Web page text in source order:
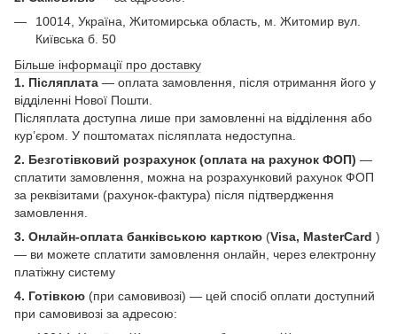
10014, Україна, Житомирська область, м. Житомир вул.
Київська б. 50
Більше інформації про доставку
1. Післяплата — оплата замовлення, після отримання його у
відділенні Нової Пошти.
Післяплата доступна лише при замовленні на відділення або
кур’єром. У поштоматах післяплата недоступна.
2. Безготівковий розрахунок (оплата на рахунок ФОП) —
сплатити замовлення, можна на розрахунковий рахунок ФОП
за реквізитами (рахунок-фактура) після підтвердження
замовлення.
3. Онлайн-оплата банківською карткою (Visa, MasterCard )
— ви можете сплатити замовлення онлайн, через електронну
платіжну систему
4. Готівкою (при самовивозі) — цей спосіб оплати доступний
при самовивозі за адресою: